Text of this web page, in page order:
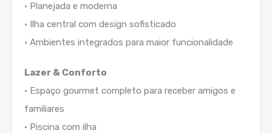
• Planejada e moderna
• Ilha central com design sofisticado
• Ambientes integrados para maior funcionalidade
Lazer & Conforto
• Espaço gourmet completo para receber amigos e
familiares
• Piscina com ilha